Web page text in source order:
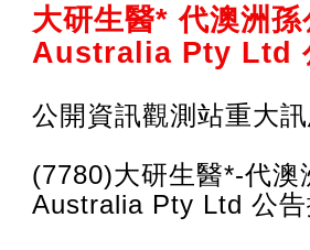
大研生醫* 代澳洲
Australia Pty Ltd
公開資訊觀測站重大
(7780)大研生醫*-代
Australia Pty Ltd 公